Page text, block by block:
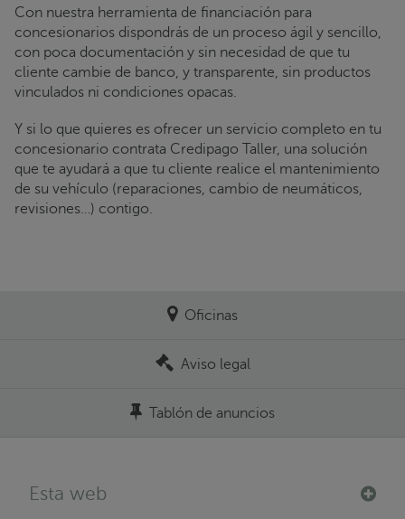
Con nuestra herramienta de financiación para
concesionarios dispondrás de un proceso ágil y sencillo,
con poca documentación y sin necesidad de que tu
cliente cambie de banco, y transparente, sin productos
vinculados ni condiciones opacas.
Y si lo que quieres es ofrecer un servicio completo en tu
concesionario contrata Credipago Taller, una solución
que te ayudará a que tu cliente realice el mantenimiento
de su vehículo (reparaciones, cambio de neumáticos,
revisiones…) contigo.
Oficinas
Aviso legal
Tablón de anuncios
Esta web